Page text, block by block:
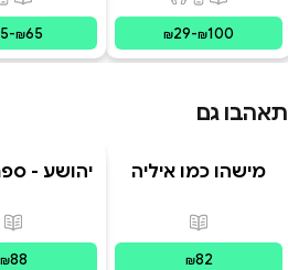
מודפספורמטים זמינים
מודפס,
₪29-₪100
-₪65
תאהבו גם
מודפס
מישהו כמו איליה
פורמטים זמינים מודפס
₪82
יהושע -
₪88